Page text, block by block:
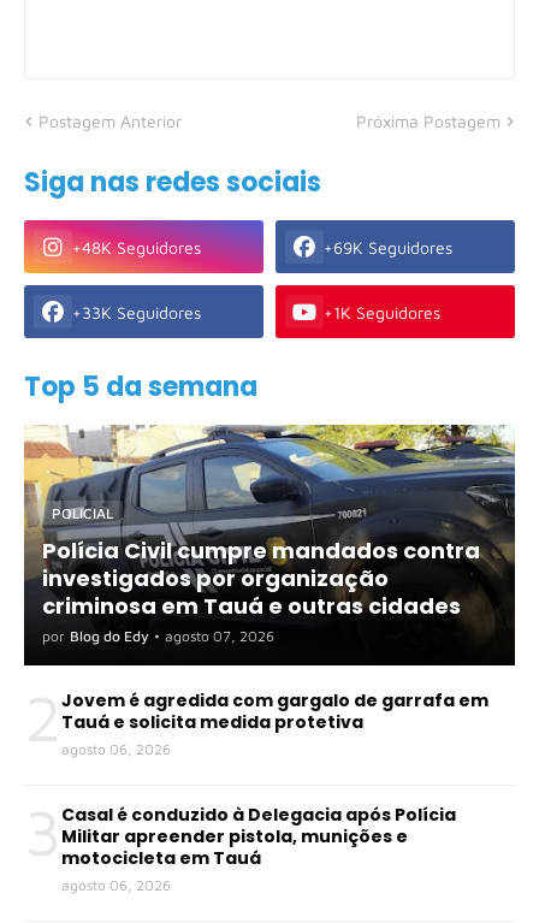
Postagem Anterior Próxima Postagem
Siga nas redes sociais
+48K Seguidores +69K Seguidores
+33K Seguidores +1K Seguidores
Top 5 da semana
POLICIAL
Polícia Civil cumpre mandados contra
investigados por organização
criminosa em Tauá e outras cidades
por Blog do Edy • agosto 07, 2026
2 Jovem é agredida com gargalo de garrafa em
Tauá e solicita medida protetiva
agosto 06, 2026
3 Casal é conduzido à Delegacia após Polícia
Militar apreender pistola, munições e
motocicleta em Tauá
agosto 06, 2026